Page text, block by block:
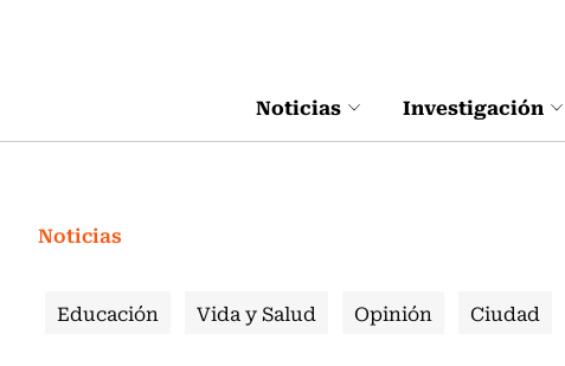
Noticias Investigación
Noticias
Educación Vida y Salud Opinión Ciudad